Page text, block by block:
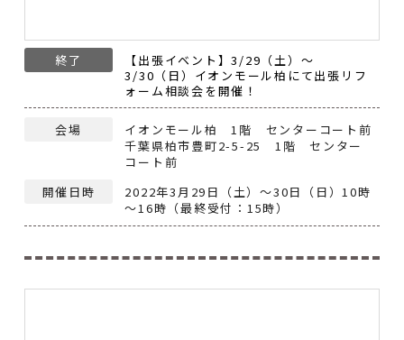
終了
【出張イベント】3/29（土）～
3/30（日）イオンモール柏にて出張リフ
ォーム相談会を開催！
会場
イオンモール柏 1階 センターコート前
千葉県柏市豊町2-5-25 1階 センター
コート前
開催日時
2022年3月29日（土）～30日（日）10時
～16時（最終受付：15時）